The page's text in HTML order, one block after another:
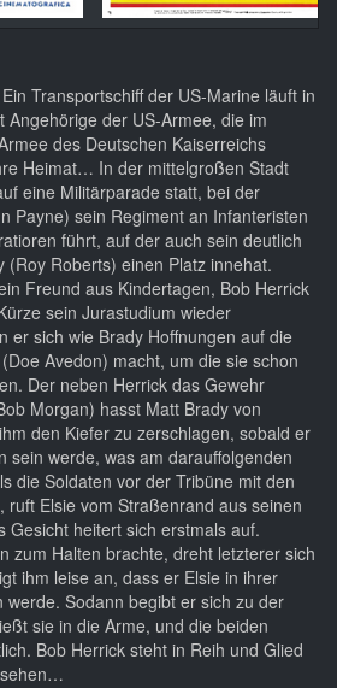
Transportschiff der US-Marine läuft in
Angehörige der US-Armee, die im
des Deutschen Kaiserreichs
Heimat… In der mittelgroßen Stadt
eine Militärparade statt, bei der
Payne) sein Regiment an Infanteristen
führt, auf der auch sein deutlich
(Roy Roberts) einen Platz innehat.
Freund aus Kindertagen, Bob Herrick
sein Jurastudium wieder
er sich wie Brady Hoffnungen auf die
Avedon) macht, um die sie schon
Der neben Herrick das Gewehr
Morgan) hasst Matt Brady von
den Kiefer zu zerschlagen, sobald er
sein werde, was am darauffolgenden
die Soldaten vor der Tribüne mit den
ruft Elsie vom Straßenrand aus seinen
Gesicht heitert sich erstmals auf.
zum Halten brachte, dreht letzterer sich
ihm leise an, dass er Elsie in ihrer
Sodann begibt er sich zu der
sie in die Arme, und die beiden
Bob Herrick steht in Reih und Glied